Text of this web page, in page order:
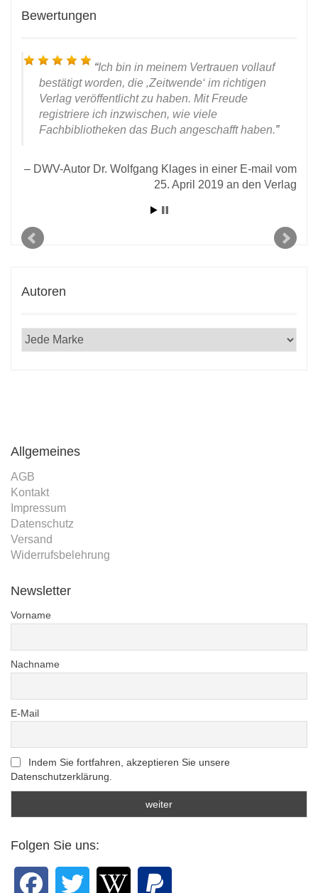
Bewertungen
Ich bin in meinem Vertrauen vollauf
bestätigt worden, die ‚Zeitwende‘ im richtigen
Verlag veröffentlicht zu haben. Mit Freude
registriere ich inzwischen, wie viele
Fachbibliotheken das Buch angeschafft haben.
DWV-Autor Dr. Wolfgang Klages in einer E-mail vom
25. April 2019 an den Verlag
Autoren
Allgemeines
AGB
Kontakt
Impressum
Datenschutz
Versand
Widerrufsbelehrung
Newsletter
Vorname
Nachname
E-Mail
Indem Sie fortfahren, akzeptieren Sie unsere
Datenschutzerklärung.
Folgen Sie uns: